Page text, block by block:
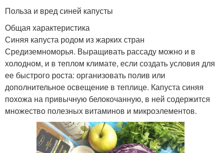
Польза и вред синей капусты
Общая характеристика
Синяя капуста родом из жарких стран
Средиземноморья. Выращивать рассаду можно и в
холодном, и в теплом климате, если создать условия для
ее быстрого роста: организовать полив или
дополнительное освещение в теплице. Капуста синяя
похожа на привычную белокочанную, в ней содержится
множество полезных витаминов и микроэлементов.